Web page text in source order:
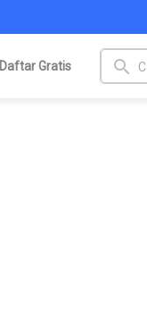
Daftar Gratis search